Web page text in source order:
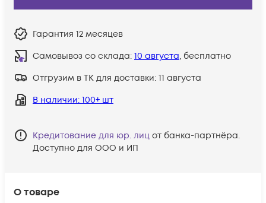
О товаре
Гарантия 12 месяцев
Самовывоз со склада: 10 августа, бесплатно
Отгрузим в ТК для доставки: 11 августа
В наличии: 100+ шт
Кредитование для юр. лиц от банка-партнёра.
Доступно для ООО и ИП